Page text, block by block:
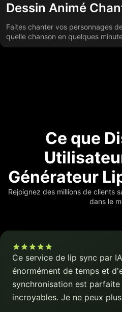
Dessin Animé
Faites chanter vos personnages
quelle chanson en quelques
Ce que
Générateur
Rejoignez des millions de clients
dans le
Ce service de lip sync par
énormément de temps et
synchronisation est
incroyables. Je ne peux